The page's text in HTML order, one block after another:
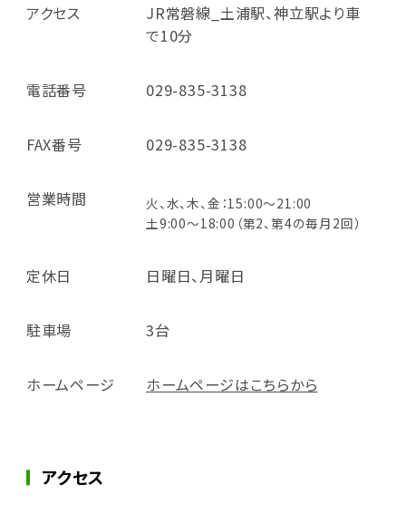
アクセス
JR常磐線_土浦駅、神立駅より車
で10分
電話番号 029-835-3138
FAX番号 029-835-3138
営業時間
火、水、木、金：15:00～21:00
土9:00～18:00（第2、第4の毎月2回）
定休日 日曜日、月曜日
駐車場 3台
ホームページ ホームページはこちらから
アクセス